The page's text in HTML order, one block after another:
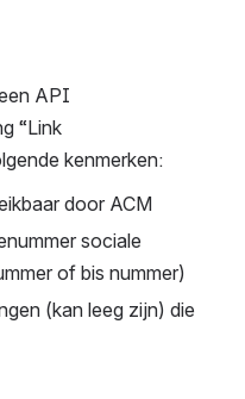
API
“Link
kenmerken:
door ACM
sociale
of bis nummer)
(kan leeg zijn) die